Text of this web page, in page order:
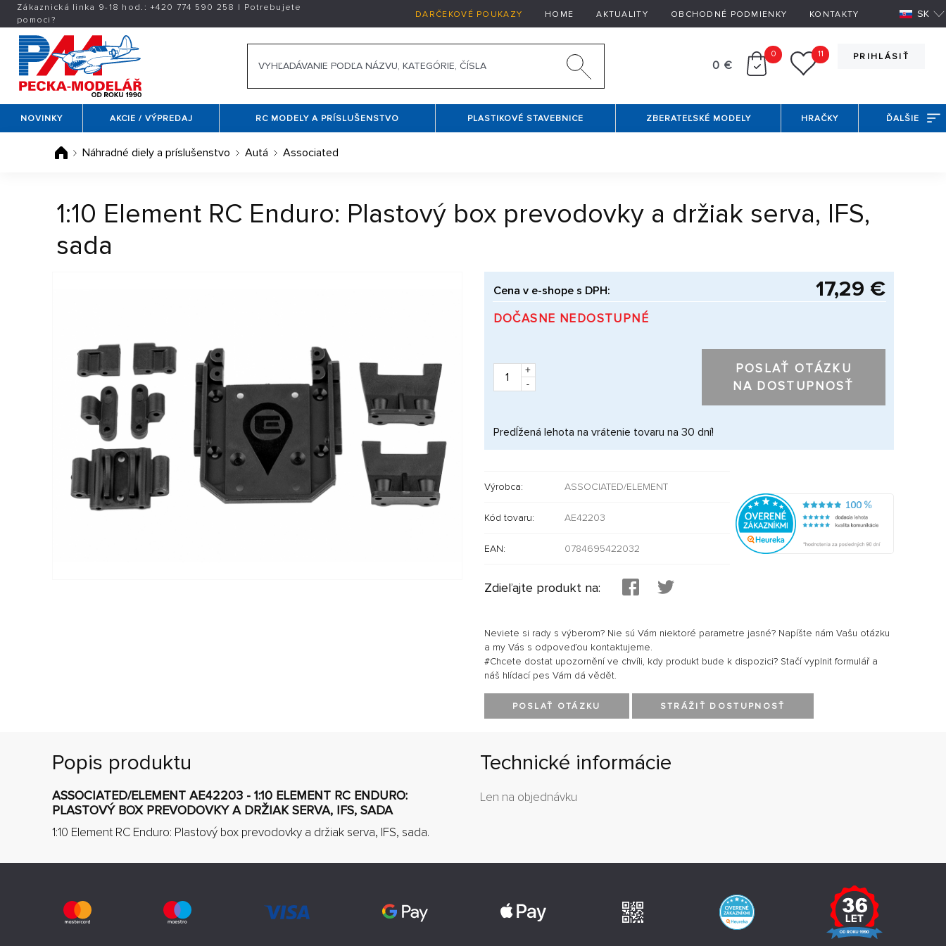
Zákaznická linka 9-18 hod.:+420 774 590 258 | Potrebujete
pomoci?
DARČEKOVÉ POUKAZY HOME AKTUALITY OBCHODNÉ PODMIENKY KONTAKTY SK
PRIHLÁSIŤ
0 €
0 11
NOVINKY AKCIE / VÝPREDAJ RC MODELY A PRÍSLUŠENSTVO PLASTIKOVÉ STAVEBNICE ZBERATEĽSKÉ MODELY HRAČKY ĎALŠIE
Náhradné diely a príslušenstvo Autá Associated
1:10 Element RC Enduro: Plastový box prevodovky a držiak serva, IFS,
sada
Cena v e-shope s DPH: 17,29 €
DOČASNE NEDOSTUPNÉ
+
-
POSLAŤ OTÁZKU
NA DOSTUPNOSŤ
Predĺžená lehota na vrátenie tovaru na 30 dní!
Výrobca: ASSOCIATED/ELEMENT
Kód tovaru: AE42203
EAN: 0784695422032
Zdieľajte produkt na:
Neviete si rady s výberom? Nie sú Vám niektoré parametre jasné? Napíšte nám Vašu otázku
a my Vás s odpoveďou kontaktujeme.
#Chcete dostat upozornění ve chvíli, kdy produkt bude k dispozici? Stačí vyplnit formulář a
náš hlídací pes Vám dá vědět.
POSLAŤ OTÁZKU STRÁŽIŤ DOSTUPNOSŤ
Popis produktu
ASSOCIATED/ELEMENT AE42203 - 1:10 ELEMENT RC ENDURO:
PLASTOVÝ BOX PREVODOVKY A DRŽIAK SERVA, IFS, SADA
1:10 Element RC Enduro: Plastový box prevodovky a držiak serva, IFS, sada.
Technické informácie
Len na objednávku